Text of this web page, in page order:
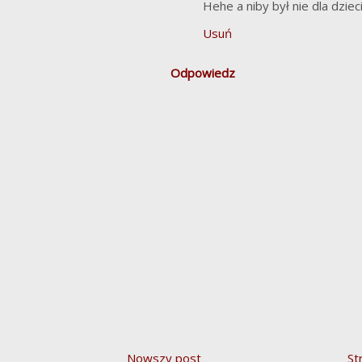
Hehe a niby był nie dla
Usuń
Odpowiedz
Nowszy post